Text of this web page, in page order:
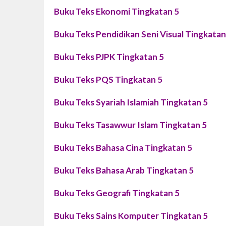
Buku Teks Ekonomi Tingkatan 5
Buku Teks Pendidikan Seni Visual
Buku Teks PJPK Tingkatan 5
Buku Teks PQS Tingkatan 5
Buku Teks Syariah Islamiah Tingkatan 5
Buku Teks Tasawwur Islam Tingkatan 5
Buku Teks Bahasa Cina Tingkatan 5
Buku Teks Bahasa Arab Tingkatan 5
Buku Teks Geografi Tingkatan 5
Buku Teks Sains Komputer Tingkatan 5